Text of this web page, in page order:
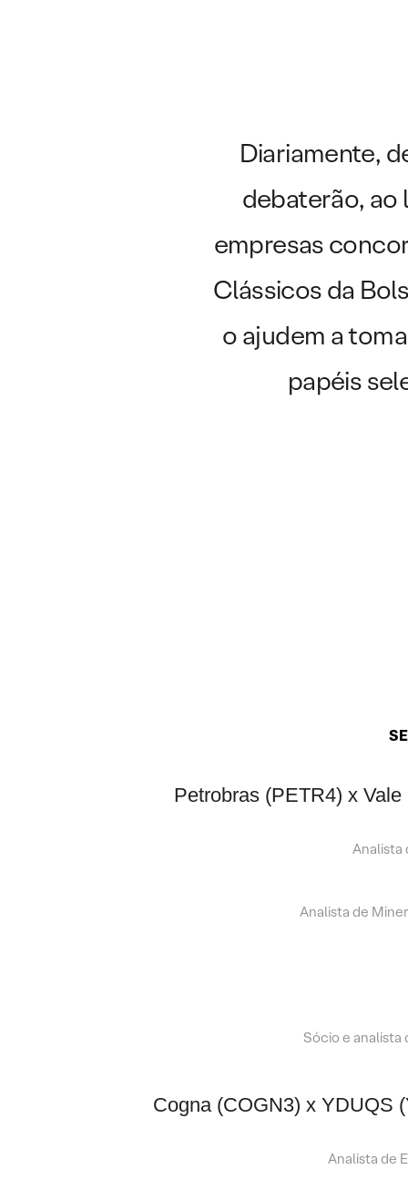
Diariamente,
debaterão, ao
empresas
Clássicos da
o ajudem a
papéis
Petrobras (PETR4) x
Analista
Analista de
Sócio e analista
Cogna (COGN3) x YDUQS
Analista de